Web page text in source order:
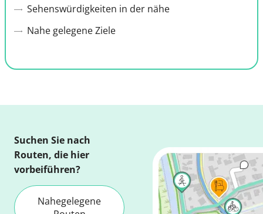
Sehenswürdigkeiten in der nähe
Nahe gelegene Ziele
Suchen Sie nach
Routen, die hier
vorbeiführen?
Nahegelegene